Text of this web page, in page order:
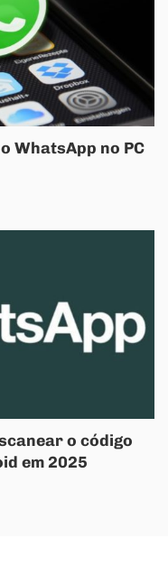
WhatsApp no PC
o código
em 2025